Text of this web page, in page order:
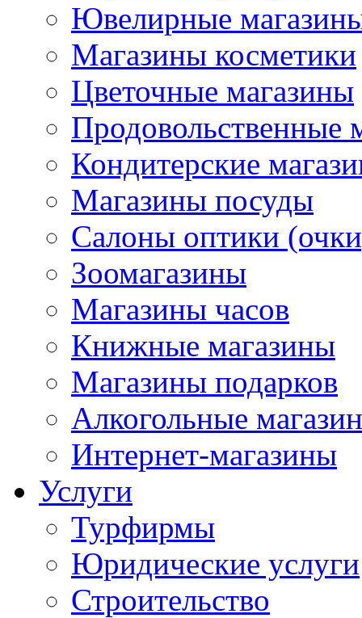
Ювелирные
Магазины косметики
Цветочные магазины
Продовольственные
Кондитерские
Магазины посуды
Салоны оптики
Зоомагазины
Магазины часов
Книжные магазины
Магазины подарков
Алкогольные
Интернет-магазины
Услуги
Турфирмы
Юридические услуги
Строительство